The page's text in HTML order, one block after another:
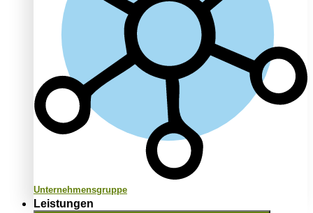
Unternehmensgruppe
Leistungen